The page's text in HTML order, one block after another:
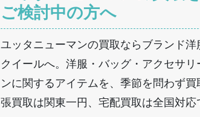
ご検討中の方へ
ユッタニューマンの買取ならブランド
クイールへ。洋服・バッグ・アクセサリ
ンに関するアイテムを、季節を問わず買
張買取は関東一円、宅配買取は全国対応